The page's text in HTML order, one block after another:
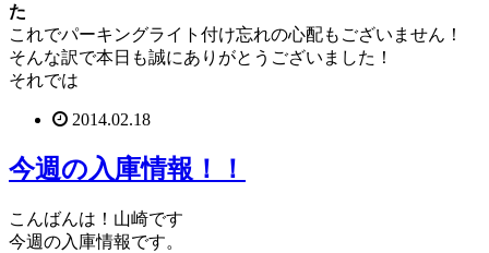
た
これでパーキングライト付け忘れの心配もございません！
そんな訳で本日も誠にありがとうございました！
それでは
2014.02.18
今週の入庫情報！！
こんばんは！山崎です
今週の入庫情報です。